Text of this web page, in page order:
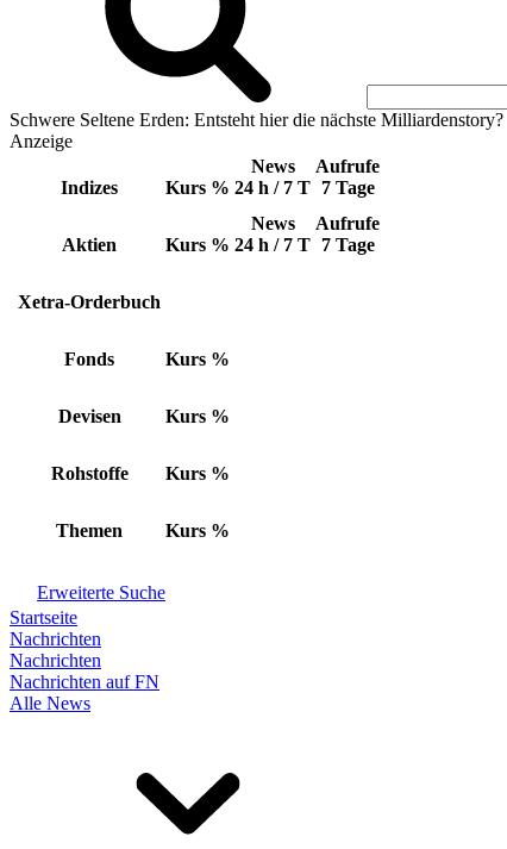
Schwere Seltene Erden: Entsteht hier die nächste Milliardenstory?
Anzeige
Indizes Kurs %
News
24 h / 7 T
Aufrufe
7 Tage
Aktien Kurs %
News
24 h / 7 T
Aufrufe
7 Tage
Xetra-Orderbuch
Fonds Kurs %
Devisen Kurs %
Rohstoffe Kurs %
Themen Kurs %
Erweiterte Suche
Startseite
Nachrichten
Nachrichten
Nachrichten auf FN
Alle News